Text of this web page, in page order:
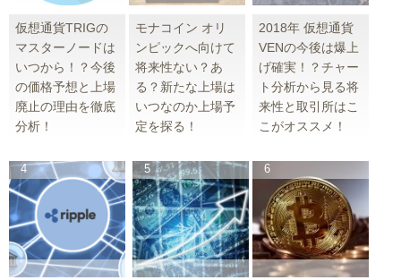
仮想通貨TRIGの
マスターノードは
いつから！？今後
の価格予想と上場
廃止の理由を徹底
分析！
モナコイン オリ
ンピックへ向けて
将来性ない？あ
る？新たな上場は
いつなのか上場予
定を探る！
2018年 仮想通貨
VENの今後は爆上
げ確実！？チャー
ト分析から見る将
来性と取引所はこ
こがオススメ！